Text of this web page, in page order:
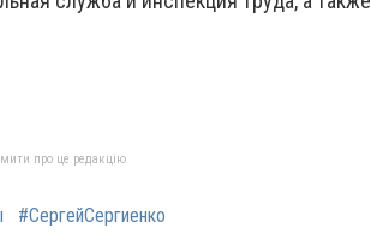
про це редакцію
#СергейСергиенко